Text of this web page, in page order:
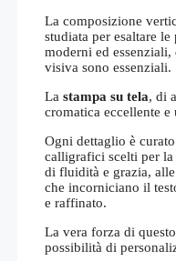
La composizione
studiata per esaltare
moderni ed
visiva sono essenziali.
La stampa su tela, di
cromatica eccellente e
Ogni dettaglio è
calligrafici scelti per la
di fluidità e grazia,
che incorniciano il
e raffinato.
La vera forza di questo
possibilità di